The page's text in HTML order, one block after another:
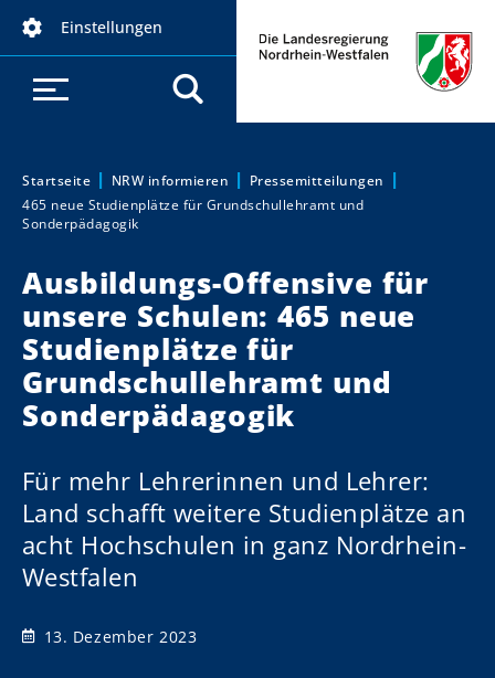
Einstellungen
Sie sind hier:
Startseite NRW informieren
Pressemitteilungen
465 neue Studienplätze für Grundschullehramt und
Sonderpädagogik
Ausbildungs-Offensive für
unsere Schulen: 465 neue
Studienplätze für
Grundschullehramt und
Sonderpädagogik
Für mehr Lehrerinnen und Lehrer:
Land schafft weitere Studienplätze an
acht Hochschulen in ganz Nordrhein-
Westfalen
13. Dezember 2023